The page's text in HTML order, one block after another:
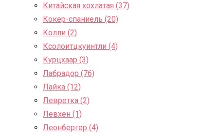
Китайская хохлатая (37)
Кокер-спаниель (20)
Колли (2)
Ксолоитцкуинтли (4)
Курцхаар (3)
Лабрадор (76)
Лайка (12)
Левретка (2)
Левхен (1)
Леонбергер (4)